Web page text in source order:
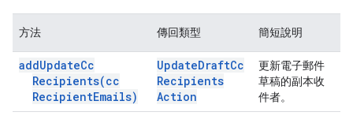
方法 傳回類型 簡短說明
addUpdateCc
Recipients(cc
RecipientEmails)
UpdateDraftCc
Recipients
Action
更新電子郵件
草稿的副本收
件者。